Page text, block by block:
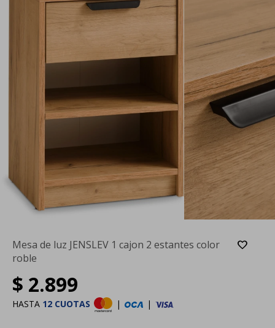
Mesa de luz JENSLEV 1 cajon 2 estantes color
roble
$ 2.899
HASTA 12 CUOTAS | |